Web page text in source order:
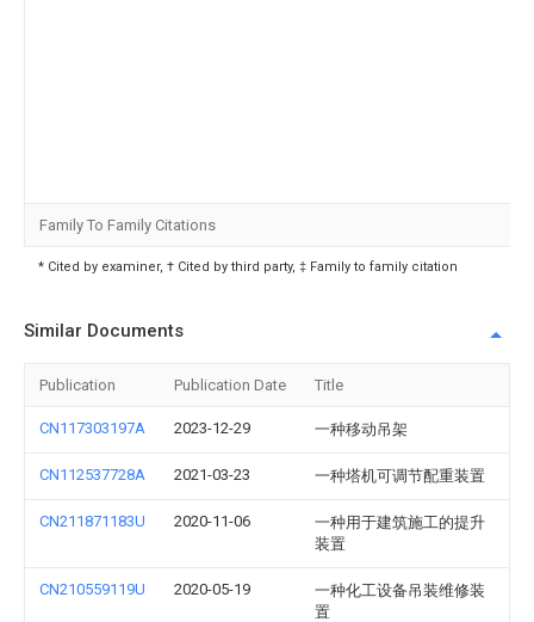
Family To Family Citations
* Cited by examiner, † Cited by third party, ‡ Family to family citation
Similar Documents
Publication Publication Date Title
CN117303197A 2023-12-29 一种移动吊架
CN112537728A 2021-03-23 一种塔机可调节配重装置
CN211871183U 2020-11-06
一种用于建筑施工的提升
装置
CN210559119U 2020-05-19
一种化工设备吊装维修装
置